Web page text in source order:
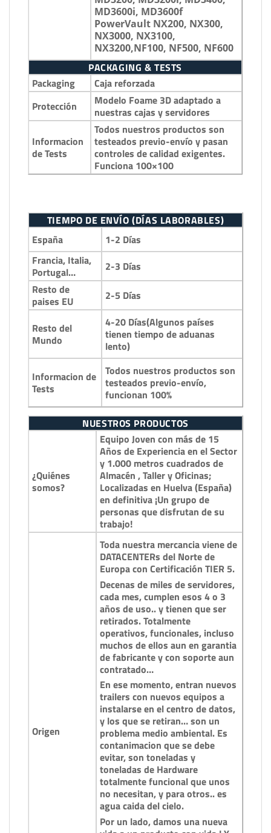
MD3600i, MD3600f
PowerVault NX200, NX300,
NX3000, NX3100,
NX3200,NF100, NF500, NF600
PACKAGING & TESTS
Packaging
Caja reforzada
Protección
Modelo Foame 3D adaptado a
nuestras cajas y servidores
Informacion
de Tests
Todos nuestros productos son
testeados previo-envío y pasan
controles de calidad exigentes.
Funciona 100×100
TIEMPO DE ENVÍO (DÍAS LABORABLES)
España
1-2 Días
Francia, Italia,
Portugal…
2-3 Días
Resto de
paises EU
2-5 Días
Resto del
Mundo
4-20 Días(Algunos países
tienen tiempo de aduanas
lento)
Informacion de
Tests
Todos nuestros productos son
testeados previo-envío,
funcionan 100%
NUESTROS PRODUCTOS
¿Quiénes
somos?
Equipo Joven con más de 15
Años de Experiencia en el Sector
y 1.000 metros cuadrados de
Almacén , Taller y Oficinas;
Localizadas en Huelva (España)
en definitiva ¡Un grupo de
personas que disfrutan de su
trabajo!
Origen
Toda nuestra mercancia viene de
DATACENTERs del Norte de
Europa con Certificación TIER 5.
Decenas de miles de servidores,
cada mes, cumplen esos 4 o 3
años de uso.. y tienen que ser
retirados. Totalmente
operativos, funcionales, incluso
muchos de ellos aun en garantia
de fabricante y con soporte aun
contratado…
En ese momento, entran nuevos
trailers con nuevos equipos a
instalarse en el centro de datos,
y los que se retiran… son un
problema medio ambiental. Es
contanimacion que se debe
evitar, son toneladas y
toneladas de Hardware
totalmente funcional que unos
no necesitan, y para otros.. es
agua caida del cielo.
Por un lado, damos una nueva